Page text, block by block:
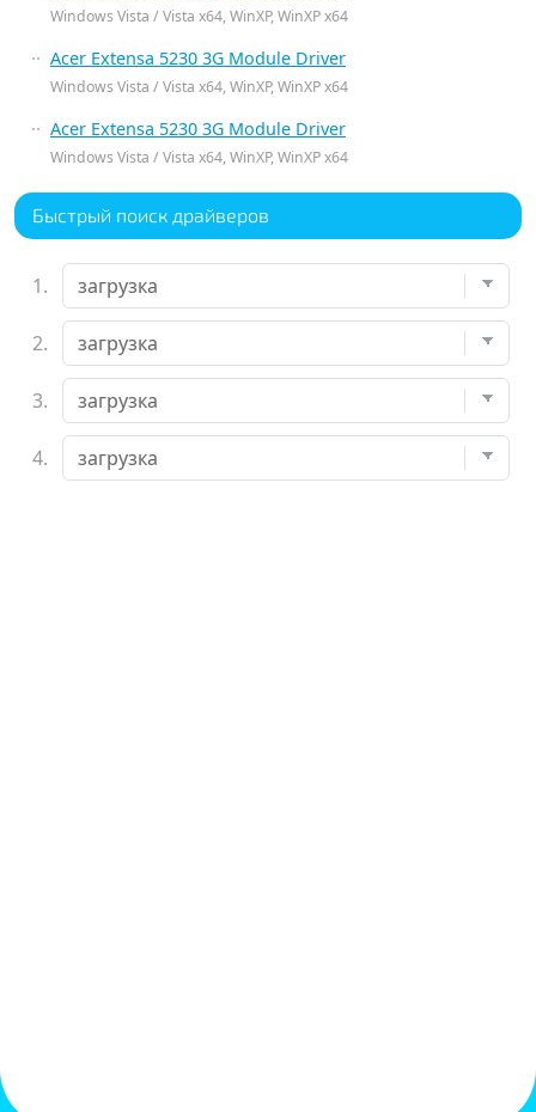
Windows Vista / Vista x64, WinXP, WinXP x64
Acer Extensa 5230 3G Module Driver
Windows Vista / Vista x64, WinXP, WinXP x64
Acer Extensa 5230 3G Module Driver
Windows Vista / Vista x64, WinXP, WinXP x64
Быстрый поиск драйверов
1.
2.
3.
4.